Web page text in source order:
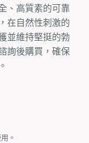
、高質素的可靠
在自然性刺激的
並維持堅挺的勃
詢後購買，確保
。